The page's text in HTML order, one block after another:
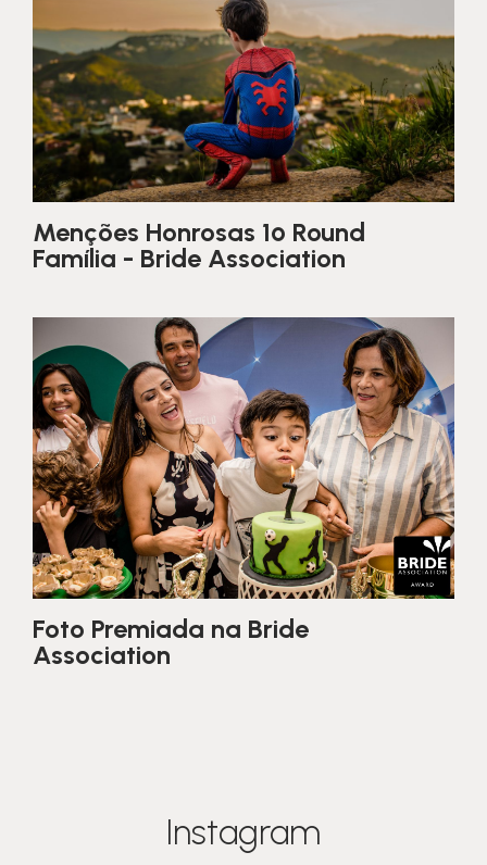
Menções Honrosas 1º Round
Família - Bride Association
Foto Premiada na Bride
Association
Instagram